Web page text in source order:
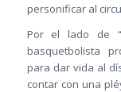
personificar al
Por el lado de
basquetbolista
para dar vida al
contar con una